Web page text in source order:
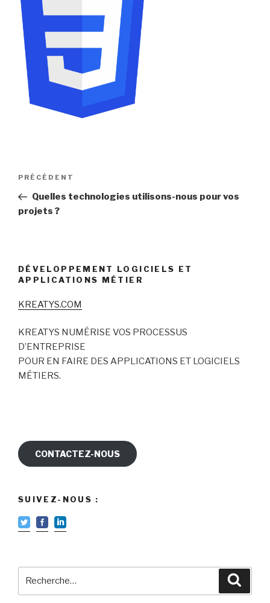
Navigation
l’article
Article
précédent
PRÉCÉDENT
Quelles technologies utilisons-nous pour vos
projets ?
DÉVELOPPEMENT LOGICIELS ET
APPLICATIONS MÉTIER
KREATYS.COM
KREATYS NUMÉRISE VOS PROCESSUS
D’ENTREPRISE
POUR EN FAIRE DES APPLICATIONS ET LOGICIELS
MÉTIERS.
CONTACTEZ-NOUS
SUIVEZ-NOUS :